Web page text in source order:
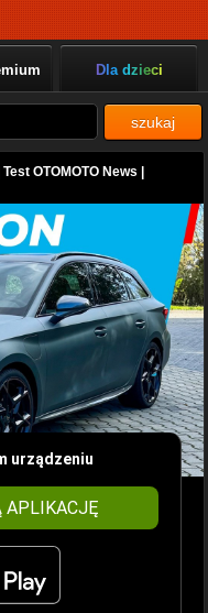
Dla dzieci
szukaj
OTOMOTO News |
urządzeniu
APLIKACJĘ